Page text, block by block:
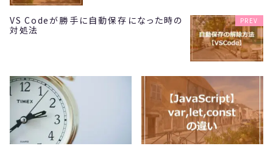
VS Codeが勝手に自動保存になった時の
対処法
PREV